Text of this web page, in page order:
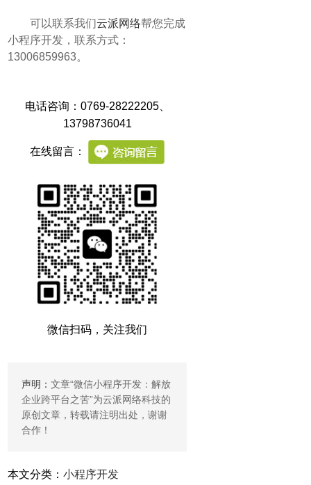
可以联系我们云派网络帮您完成
小程序开发，联系方式：
13006859963。
电话咨询：0769-28222205、
13798736041
在线留言：
微信扫码，关注我们
声明：文章“微信小程序开发：解放
企业跨平台之苦”为云派网络科技的
原创文章，转载请注明出处，谢谢
合作！
本文分类：小程序开发